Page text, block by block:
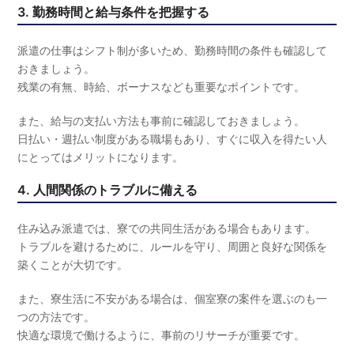
3. 勤務時間と給与条件を把握する
派遣の仕事はシフト制が多いため、勤務時間の条件も確認して
おきましょう。
残業の有無、時給、ボーナスなども重要なポイントです。
また、給与の支払い方法も事前に確認しておきましょう。
日払い・週払い制度がある職場もあり、すぐに収入を得たい人
にとってはメリットになります。
4. 人間関係のトラブルに備える
住み込み派遣では、寮での共同生活がある場合もあります。
トラブルを避けるために、ルールを守り、周囲と良好な関係を
築くことが大切です。
また、寮生活に不安がある場合は、個室寮の案件を選ぶのも一
つの方法です。
快適な環境で働けるように、事前のリサーチが重要です。